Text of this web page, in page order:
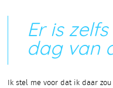
Er is
dag van
Ik stel me voor dat ik daar